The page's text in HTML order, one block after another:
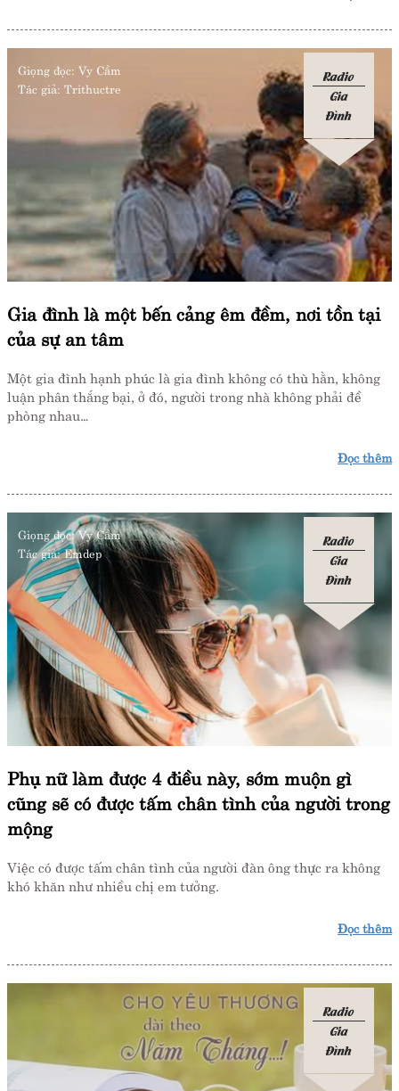
Giọng đọc: Vy Cầm
Tác giả: Trithuctre
Radio
Gia
Đình
Gia đình là một bến cảng êm đềm, nơi tồn tại
của sự an tâm
Một gia đình hạnh phúc là gia đình không có thù hằn, không
luận phân thắng bại, ở đó, người trong nhà không phải đề
phòng nhau…
Đọc thêm
Giọng đọc: Vy Cầm
Tác giả: Emdep
Radio
Gia
Đình
Phụ nữ làm được 4 điều này, sớm muộn gì
cũng sẽ có được tấm chân tình của người trong
mộng
Việc có được tấm chân tình của người đàn ông thực ra không
khó khăn như nhiều chị em tưởng.
Đọc thêm
Radio
Gia
Đình